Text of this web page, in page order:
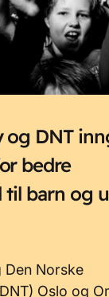
og DNT
bedre
barn og
Den Norske
Oslo og